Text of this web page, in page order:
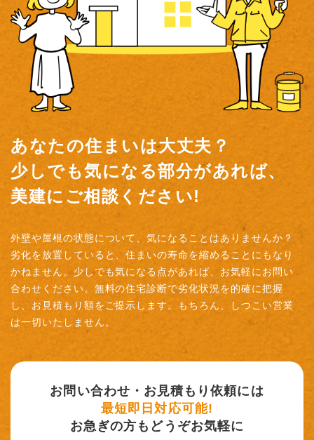
あなたの住まいは大丈夫？
少しでも気になる部分があれば、
美建にご相談ください!
外壁や屋根の状態について、気になることはありませんか？
劣化を放置していると、住まいの寿命を縮めることにもなり
かねません。少しでも気になる点があれば、お気軽にお問い
合わせください。無料の住宅診断で劣化状況を的確に把握
し、お見積もり額をご提示します。もちろん、しつこい営業
は一切いたしません。
お問い合わせ・お見積もり依頼には
最短即日対応可能!
お急ぎの方もどうぞお気軽に